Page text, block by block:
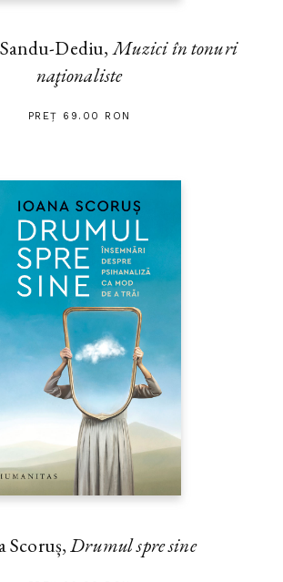
Dediu,Muzici în tonuri
naţionaliste
PREȚ 69.00 RON
Scoruș,Drumul spre sine